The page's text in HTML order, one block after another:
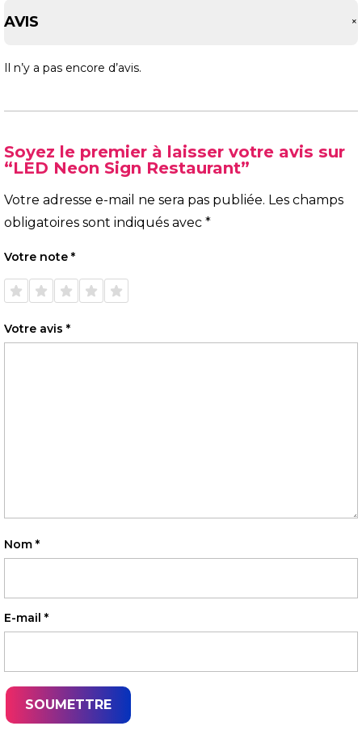
AVIS +
Il n’y a pas encore d’avis.
Soyez le premier à laisser votre avis sur
“LED Neon Sign Restaurant”
Votre adresse e-mail ne sera pas publiée. Les champs
obligatoires sont indiqués avec *
Votre note *
1 étoile
sur 5
2 étoiles
sur 5
3 étoiles
sur 5
4 étoiles
sur 5
5 étoiles
sur 5
Votre avis *
Nom *
E-mail *